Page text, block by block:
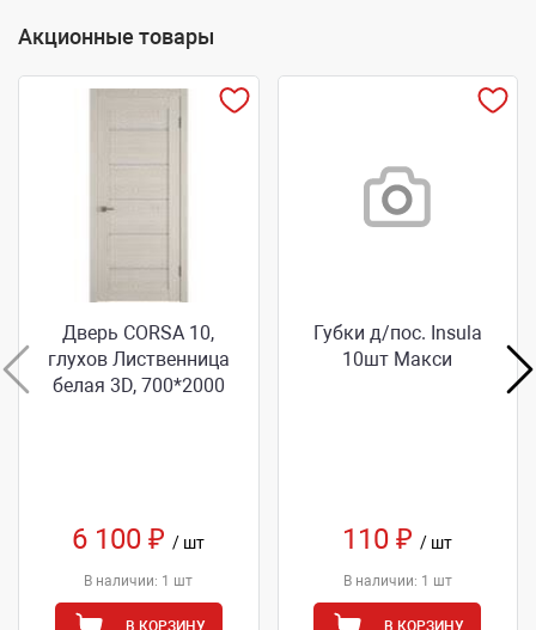
Акционные товары
Дверь CORSA 10,
глухов Лиственница
белая 3D, 700*2000
6 100 ₽/ шт
В наличии: 1 шт
Губки д/пос. Insula
10шт Макси
110 ₽/ шт
В наличии: 1 шт